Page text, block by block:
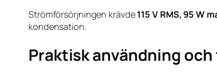
Strömförsörjningen krävde115 V RMS, 95 W
kondensation.
Praktisk användning